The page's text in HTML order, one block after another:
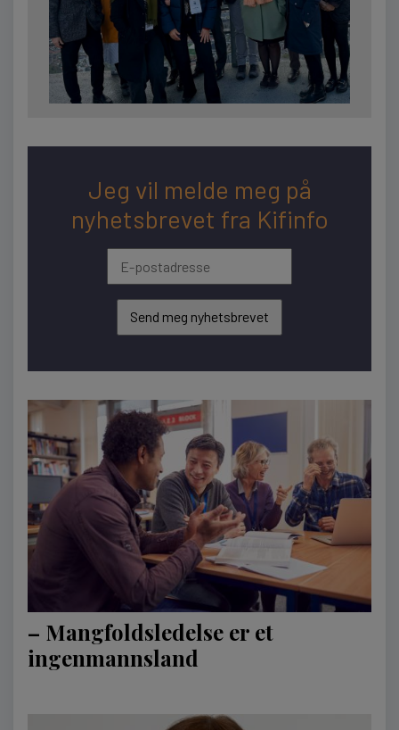
Jeg vil melde meg på
nyhetsbrevet fra Kifinfo
– Mangfoldsledelse er et
ingenmannsland